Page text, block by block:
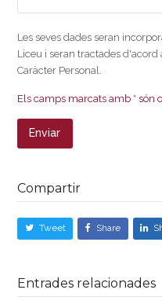
Les seves dades seran
Liceu i seran tractades
Caràcter Personal.
Els camps marcats amb * són
Compartir
Tweet Share
Entrades relacionades